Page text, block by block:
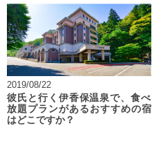
2019/08/22
彼氏と行く伊香保温泉で、食べ
放題プランがあるおすすめの宿
はどこですか？